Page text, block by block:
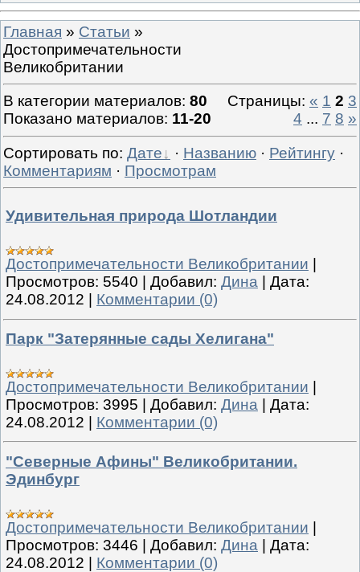
Главная » Статьи »
Достопримечательности
Великобритании
В категории материалов: 80
Показано материалов: 11-20
Страницы: « 1 2 3
4 ... 7 8 »
Сортировать по: Дате · Названию · Рейтингу ·
Комментариям · Просмотрам
Удивительная природа Шотландии
Достопримечательности Великобритании
Просмотров: 5540 Добавил: Дина
Дата:
24.08.2012
Комментарии (0)
Парк "Затерянные сады Хелигана"
Достопримечательности Великобритании
Просмотров: 3995 Добавил: Дина
Дата:
24.08.2012
Комментарии (0)
"Северные Афины" Великобритании.
Эдинбург
Достопримечательности Великобритании |
Просмотров: 3446 | Добавил: Дина | Дата:
24.08.2012 | Комментарии (0)